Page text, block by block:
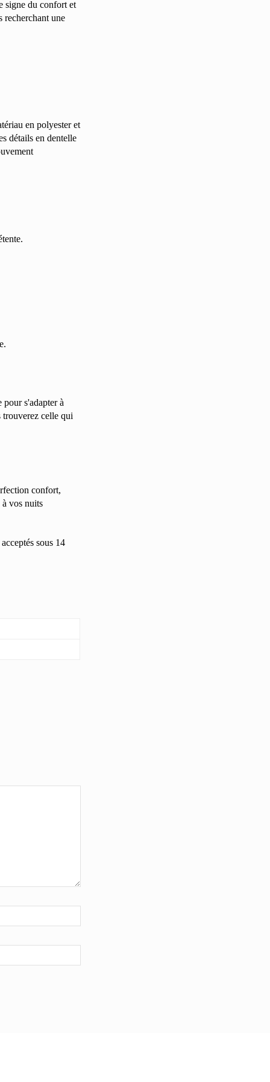
signe du confort et
recherchant une
en polyester et
détails en dentelle
s'adapter à
trouverez celle qui
confort,
vos nuits
sous 14